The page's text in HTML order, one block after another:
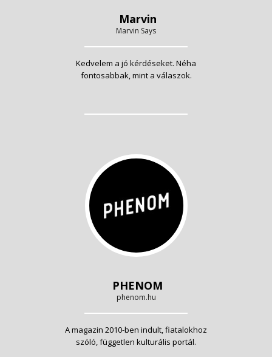
Marvin
Marvin Says
Kedvelem a jó kérdéseket. Néha
fontosabbak, mint a válaszok.
PHENOM
phenom.hu
A magazin 2010-ben indult, fiatalokhoz
szóló, független kulturális portál.